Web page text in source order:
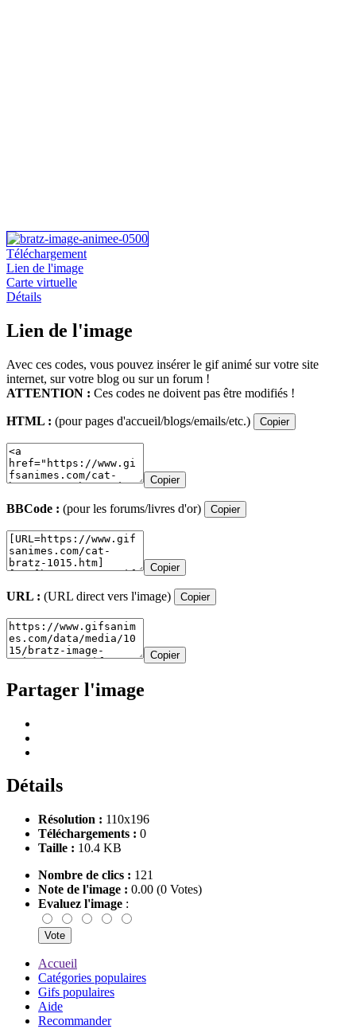
Téléchargement
Lien de l'image
Carte virtuelle
Détails
Lien de l'image
Avec ces codes, vous pouvez insérer le gif animé sur votre site
internet, sur votre blog ou sur un forum !
ATTENTION : Ces codes ne doivent pas être modifiés !
HTML : (pour pages d'accueil/blogs/emails/etc.) Copier
Copier
BBCode : (pour les forums/livres d'or) Copier
Copier
URL : (URL direct vers l'image) Copier
Copier
Partager l'image
Détails
Résolution : 110x196
Téléchargements : 0
Taille : 10.4 KB
Nombre de clics : 121
Note de l'image : 0.00 (0 Votes)
Evaluez l'image :
Accueil
Catégories populaires
Gifs populaires
Aide
Recommander